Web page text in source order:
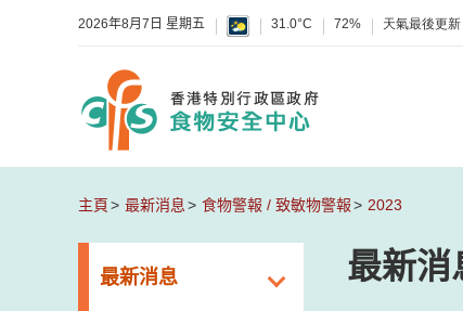
2026年8月7日 星期五 31.0°C 72% 天氣最後更新
主頁 最新消息 食物警報 / 致敏物警報 2023
最新消息 最新消